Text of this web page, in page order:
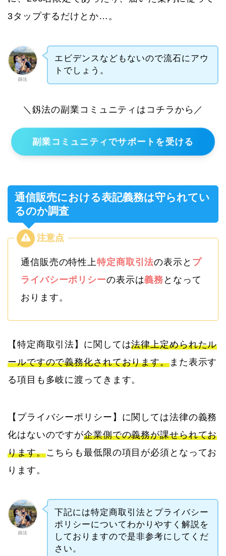
3タップするだけとか…。
釼法
エビデンスなどもないので流石にアウ
トでしょう。
＼釼法の副業コミュニティはコチラから／
副業コミュニティでサポートを受ける
通信販売における表記義務は守られてい
るのか調査
通信販売の特性上特定商取引法の表示と プ
ライバシーポリシーの表示は義務 となって
おります。
【特定商取引法】に関しては法律上定められたル
ールですので義務化されております。また表示す
る項目も多岐に渡ってきます。
【プライバシーポリシー】に関しては法律の義務
化はないのですが企業側での義務が課せられてお
ります。こちらも最低限の項目が必須となってお
ります。
釼法
下記には特定商取引法とプライバシー
ポリシーについてわかりやすく解説を
しておりますので是非参考にしてくだ
さい。